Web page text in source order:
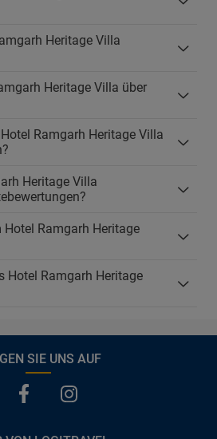
Heritage Villa
Heritage Villa über
Ramgarh Heritage Villa
Heritage Villa
Ramgarh Heritage
Hotel Ramgarh Heritage
SIE UNS AUF